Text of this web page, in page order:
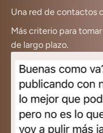
Una red de contactos
Más criterio para
de largo plazo.